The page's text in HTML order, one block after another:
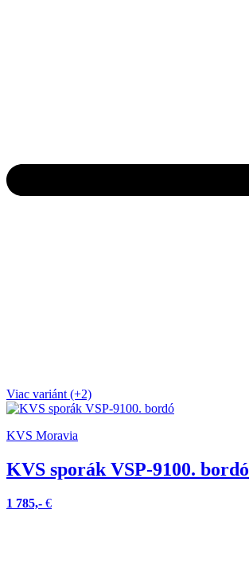
Viac variánt (+2)
KVS Moravia
KVS sporák VSP-9100. bordó
1 785,- €